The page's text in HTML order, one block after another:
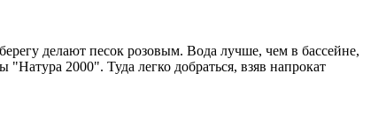
делают песок розовым. Вода лучше, чем в бассейне,
2000". Туда легко добраться, взяв напрокат